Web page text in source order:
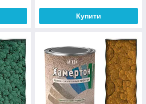
Купити